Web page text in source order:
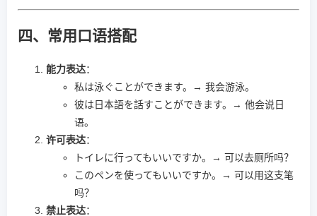
四、常用口语搭配
能力表达：
私は泳ぐことができます。→ 我会游泳。
彼は日本語を話すことができます。→ 他会说日
语。
许可表达：
トイレに行ってもいいですか。→ 可以去厕所吗？
このペンを使ってもいいですか。→ 可以用这支笔
吗？
禁止表达：